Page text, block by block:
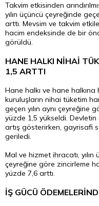
Takvim etkisinden
yılın üçüncü çeyreğinde
arttı. Mevsim ve takvim
hacim endeksinde de bir
görüldü.
HANE HALKI NİHAİ
1,5 ARTTI
Hane halkı ve hane
kuruluşların nihai tüketim
geçen yılın aynı çeyreğine
yüzde 1,5 yükseldi.
artış gösterirken, gayrisafi
geriledi.
Mal ve hizmet ihracatı, yılın
çeyreğine göre zincirleme
yüzde 7,6 arttı.
İŞ GÜCÜ